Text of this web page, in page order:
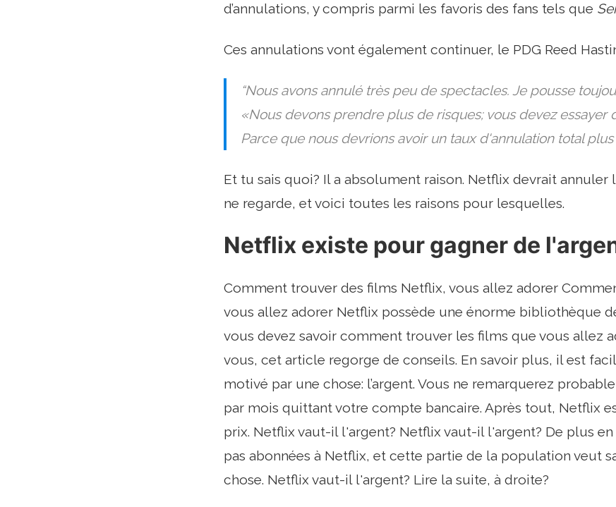
d’annulations, y compris parmi les favoris des fans tels que
Ces annulations vont également continuer, le PDG Reed
“Nous avons annulé très peu de spectacles. Je pousse
«Nous devons prendre plus de risques; vous devez essayer
Parce que nous devrions avoir un taux d'annulation total plus
Et tu sais quoi? Il a absolument raison. Netflix devrait annuler
ne regarde, et voici toutes les raisons pour lesquelles.
Netflix existe pour gagner de
Comment trouver des films Netflix, vous allez adorer
vous allez adorer Netflix possède une énorme bibliothèque
vous devez savoir comment trouver les films que vous allez
vous, cet article regorge de conseils. En savoir plus, il est
motivé par une chose: l’argent. Vous ne remarquerez
par mois quittant votre compte bancaire. Après tout, Netflix
prix. Netflix vaut-il l'argent? Netflix vaut-il l'argent? De plus
pas abonnées à Netflix, et cette partie de la population veut
chose. Netflix vaut-il l'argent? Lire la suite, à droite?